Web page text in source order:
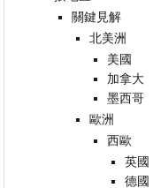
關鍵見解
北美洲
美國
加拿大
墨西哥
歐洲
西歐
英國
德國